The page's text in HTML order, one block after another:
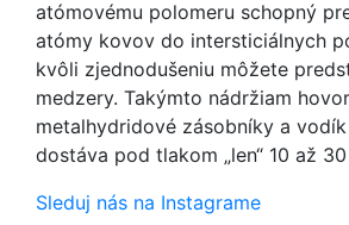
atómovému polomeru schopný
atómy kovov do intersticiálnych
kvôli zjednodušeniu môžete
medzery. Takýmto nádržiam
metalhydridové zásobníky a
dostáva pod tlakom „len“ 10 až
Sleduj nás na Instagrame